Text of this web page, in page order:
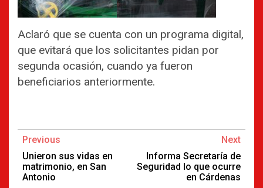
Aclaró que se cuenta con un programa digital,
que evitará que los solicitantes pidan por
segunda ocasión, cuando ya fueron
beneficiarios anteriormente.
Continue
Reading
Previous
Unieron sus vidas en
matrimonio, en San
Antonio
Next
Informa Secretaría de
Seguridad lo que ocurre
en Cárdenas